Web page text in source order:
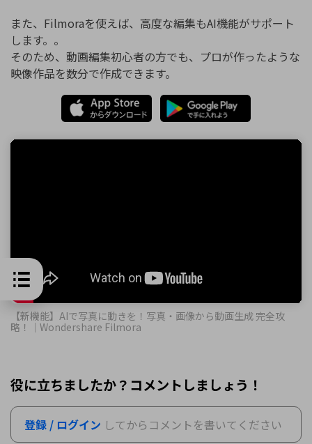
また、Filmoraを使えば、高度な編集もAI機能がサポート
します。。
そのため、動画編集初心者の方でも、プロが作ったような
映像作品を数分で作成できます。
【新機能】AIで写真に動きを！写真・画像から動画生成 完全攻
略！｜Wondershare Filmora
役に立ちましたか？コメントしましょう！
登録 / ログイン してからコメントを書いてください